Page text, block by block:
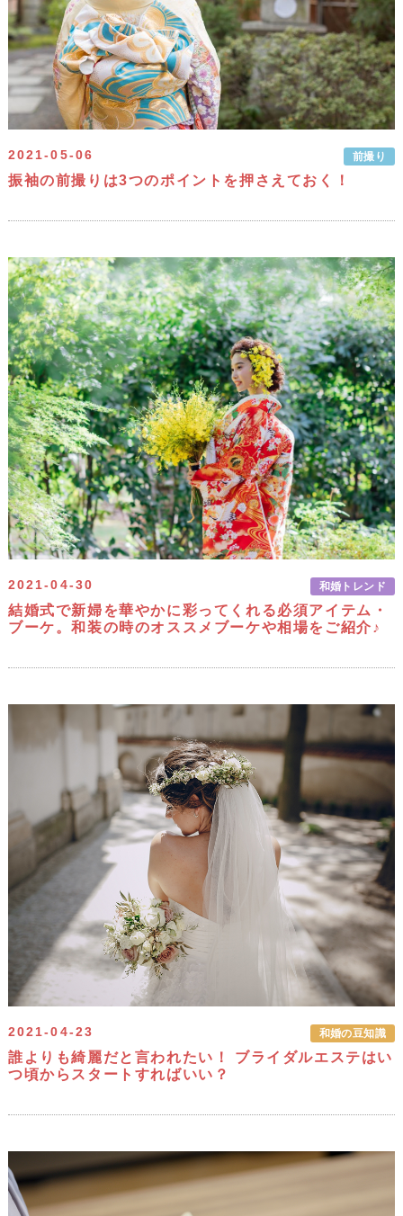
2021-05-06 前撮り
振袖の前撮りは3つのポイントを押さえておく！
2021-04-30 和婚トレンド
結婚式で新婦を華やかに彩ってくれる必須アイテム・
ブーケ。和装の時のオススメブーケや相場をご紹介♪
2021-04-23 和婚の豆知識
誰よりも綺麗だと言われたい！ ブライダルエステはい
つ頃からスタートすればいい？